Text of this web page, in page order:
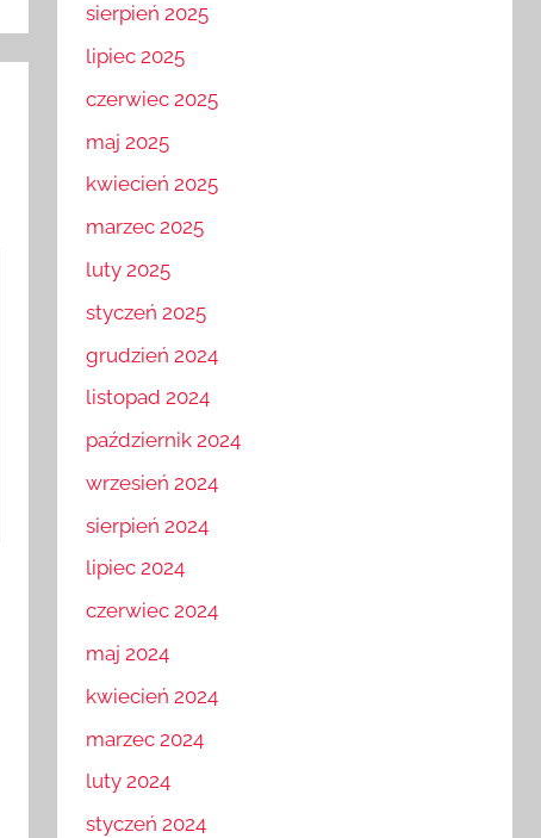
sierpień 2025
lipiec 2025
czerwiec 2025
maj 2025
kwiecień 2025
marzec 2025
luty 2025
styczeń 2025
grudzień 2024
listopad 2024
październik 2024
wrzesień 2024
sierpień 2024
lipiec 2024
czerwiec 2024
maj 2024
kwiecień 2024
marzec 2024
luty 2024
styczeń 2024